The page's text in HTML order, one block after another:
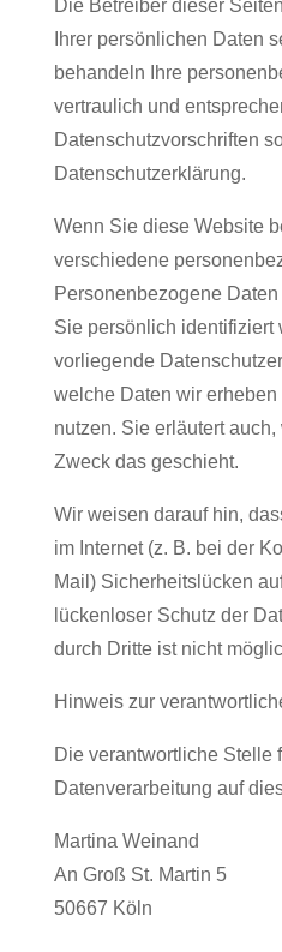
Die Betreiber dieser
Ihrer persönlichen Daten
behandeln Ihre
vertraulich und
Datenschutzvorschriften
Datenschutzerklärung.
Wenn Sie diese Website
verschiedene
Personenbezogene
Sie persönlich identifiziert
vorliegende
welche Daten wir
nutzen. Sie erläutert
Zweck das geschieht.
Wir weisen darauf hin,
im Internet (z. B. bei der
Mail) Sicherheitslücken
lückenloser Schutz der
durch Dritte ist nicht
Hinweis zur
Die verantwortliche Stelle
Datenverarbeitung auf
Martina Weinand
An Groß St. Martin 5
50667 Köln